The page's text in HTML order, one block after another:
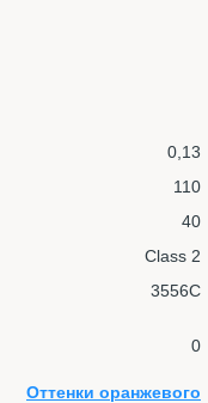
0,13
110
40
Class 2
3556C
0
Оттенки оранжевого